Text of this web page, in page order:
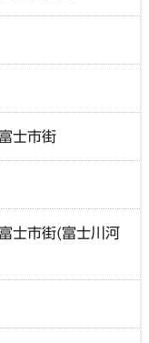
士市街
士市街(富士川河